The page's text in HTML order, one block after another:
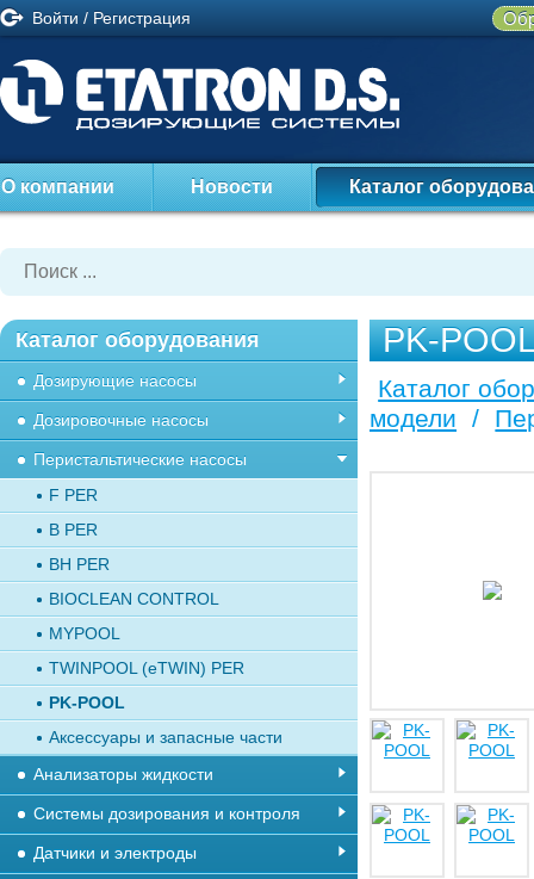
Войти / Регистрация
О компании Новости Каталог
PK-
Каталог
модели
/
Каталог оборудования
Дозирующие насосы
Дозировочные насосы
Перистальтические насосы
F PER
B PER
BH PER
BIOCLEAN CONTROL
MYPOOL
TWINPOOL (eTWIN) PER
PK-POOL
Аксессуары и запасные части
Анализаторы жидкости
Системы дозирования и контроля
Датчики и электроды